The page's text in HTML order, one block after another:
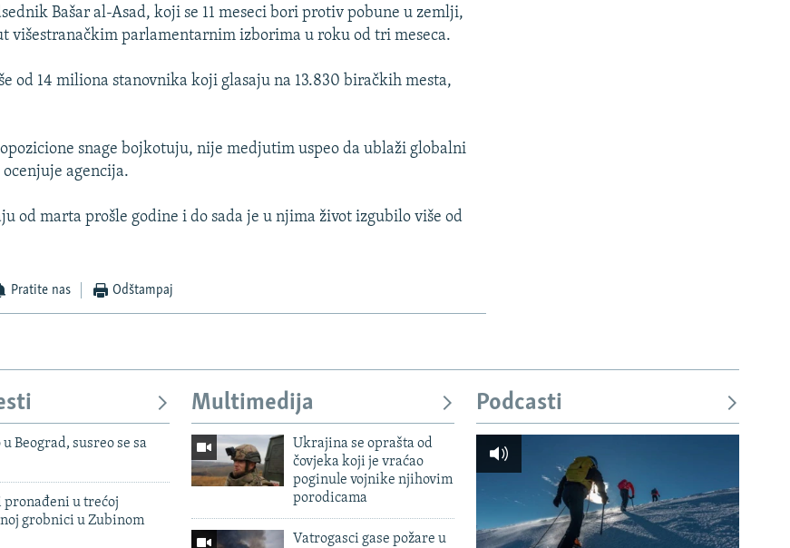
Bašar al-Asad, koji se 11 meseci bori protiv pobune u zemlji,
višestranačkim parlamentarnim izborima u roku od tri meseca.
od 14 miliona stanovnika koji glasaju na 13.830 biračkih mesta,
snage bojkotuju, nije medjutim uspeo da ublaži globalni
agencija.
od marta prošle godine i do sada je u njima život izgubilo više od
Pratite nas Odštampaj
Beograd, susreo se sa
pronađeni u trećoj
grobnici u Zubinom
Multimedija
Ukrajina se oprašta od
čovjeka koji je vraćao
poginule vojnike njihovim
porodicama
Vatrogasci gase požare u
Podcasti